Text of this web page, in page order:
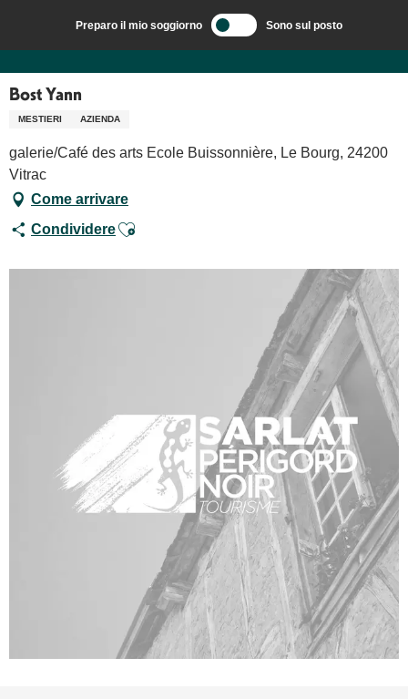
contenu
principal
Preparo il mio soggiorno Sono sul posto
Benvenuti a Sarlat, capitale del Périgord Noir – IT
Bost Yann
MESTIERI AZIENDA
galerie/Café des arts Ecole Buissonnière, Le Bourg, 24200
Vitrac
Come arrivare
CondividereAjouter aux favoris